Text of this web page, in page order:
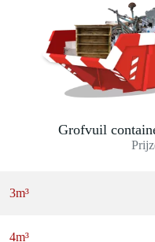
Grofvuil
3m³
4m³